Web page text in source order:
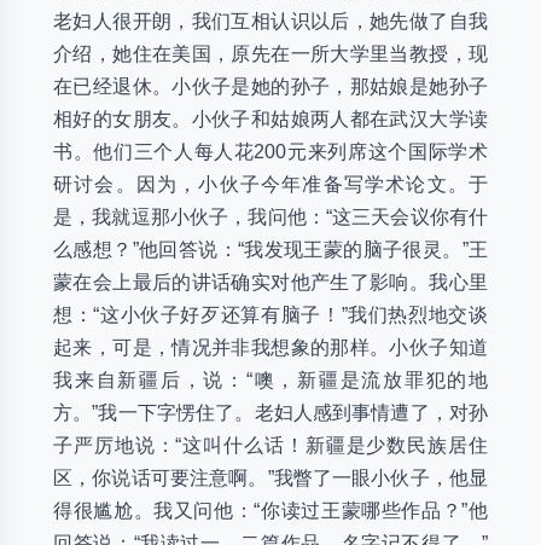
老妇人很开朗，我们互相认识以后，她先做了自我
介绍，她住在美国，原先在一所大学里当教授，现
在已经退休。小伙子是她的孙子，那姑娘是她孙子
相好的女朋友。小伙子和姑娘两人都在武汉大学读
书。他们三个人每人花200元来列席这个国际学术
研讨会。因为，小伙子今年准备写学术论文。于
是，我就逗那小伙子，我问他：“这三天会议你有什
么感想？”他回答说：“我发现王蒙的脑子很灵。”王
蒙在会上最后的讲话确实对他产生了影响。我心里
想：“这小伙子好歹还算有脑子！”我们热烈地交谈
起来，可是，情况并非我想象的那样。小伙子知道
我来自新疆后，说：“噢，新疆是流放罪犯的地
方。”我一下字愣住了。老妇人感到事情遭了，对孙
子严厉地说：“这叫什么话！新疆是少数民族居住
区，你说话可要注意啊。”我瞥了一眼小伙子，他显
得很尴尬。我又问他：“你读过王蒙哪些作品？”他